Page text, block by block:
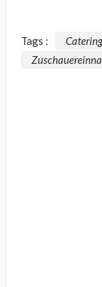
Tags : Catering